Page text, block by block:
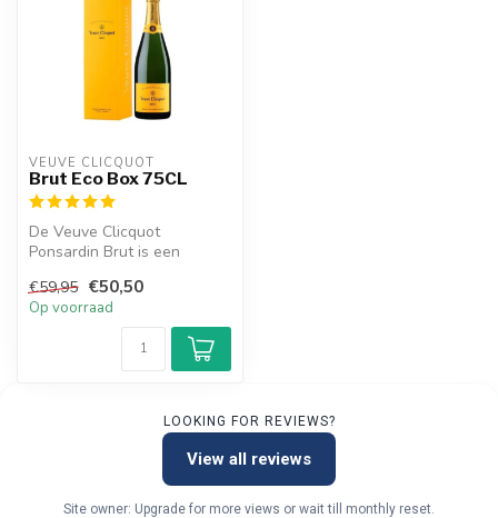
VEUVE CLICQUOT
Brut Eco Box 75CL
De Veuve Clicquot
Ponsardin Brut is een
heeft een stevige...
€59,95 €50,50
Op voorraad
LOOKING FOR REVIEWS?
View all reviews
Site owner: Upgrade for more views or wait till monthly reset.